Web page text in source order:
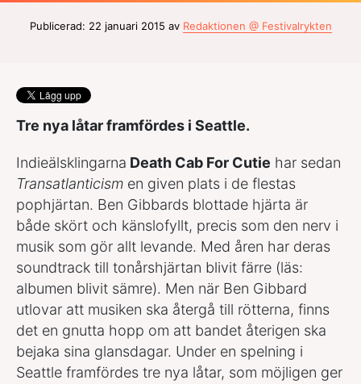
Publicerad: 22 januari 2015 av Redaktionen @ Festivalrykten
Tre nya låtar framfördes i Seattle.
Indieälsklingarna Death Cab For Cutie har sedan
Transatlanticism en given plats i de flestas
pophjärtan. Ben Gibbards blottade hjärta är
både skört och känslofyllt, precis som den nerv i
musik som gör allt levande. Med åren har deras
soundtrack till tonårshjärtan blivit färre (läs:
albumen blivit sämre). Men när Ben Gibbard
utlovar att musiken ska återgå till rötterna, finns
det en gnutta hopp om att bandet återigen ska
bejaka sina glansdagar. Under en spelning i
Seattle framfördes tre nya låtar, som möjligen ger